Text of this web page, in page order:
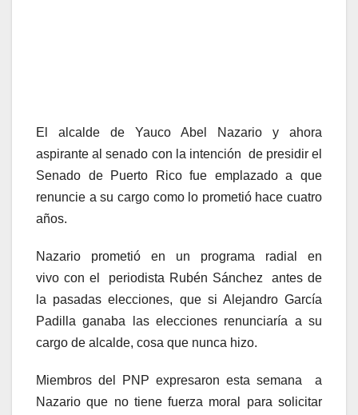
El alcalde de Yauco Abel Nazario y ahora
aspirante al senado con la intención de presidir el
Senado de Puerto Rico fue emplazado a que
renuncie a su cargo como lo prometió hace cuatro
años.
Nazario prometió en un programa radial en
vivo con el periodista Rubén Sánchez antes de
la pasadas elecciones, que si Alejandro García
Padilla ganaba las elecciones renunciaría a su
cargo de alcalde, cosa que nunca hizo.
Miembros del PNP expresaron esta semana a
Nazario que no tiene fuerza moral para solicitar